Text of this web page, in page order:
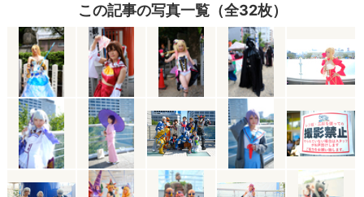
この記事の写真一覧（全32枚）